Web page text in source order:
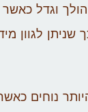
וגדל
שניתן
נוחים